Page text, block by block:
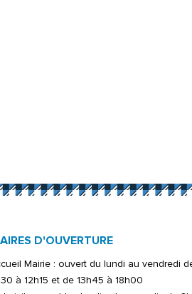
onglet)
un nouvel onglet)
par e-mail
dans un nouvel onglet)
D'OUVERTURE
Mairie : ouvert du lundi au vendredi
à 12h15 et de 13h45 à 18h00